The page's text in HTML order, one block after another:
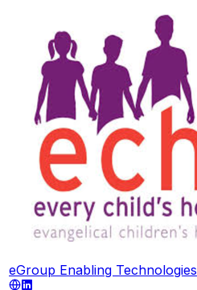
eGroup Enabling Technologies